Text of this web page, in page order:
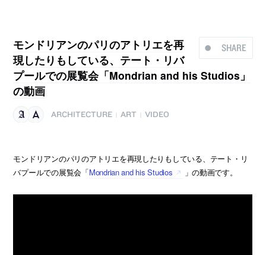
SHARE
モンドリアンのパリのアトリエを再
現したりもしている、テート・リバ
プールでの展覧会「Mondrian and his Studios」
の動画
ARCHITECTURE ART VIDEO
モンドリアンのパリのアトリエを再現したりもしている、テート・リ
バプールでの展覧会「Mondrian and his Studios 」の動画です。